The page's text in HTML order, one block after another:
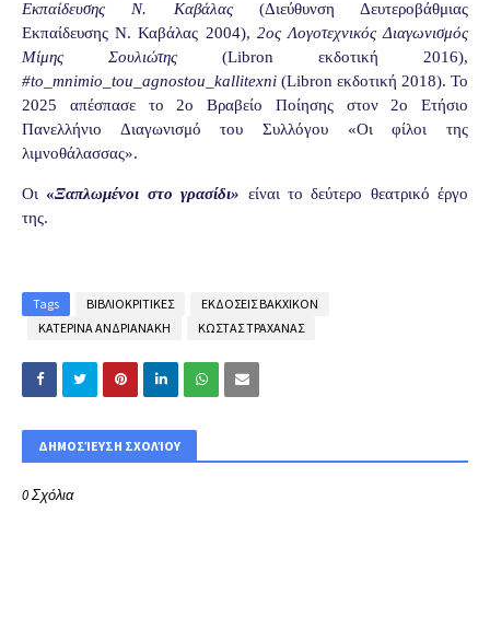
Εκπαίδευσης Ν. Καβάλας(Διεύθυνση Δευτεροβάθμιας
Εκπαίδευσης Ν. Καβάλας 2004), 2ος Λογοτεχνικός Διαγωνισμός
Μίμης Σουλιώτης (Libron εκδοτική 2016),
#to mnimio tou agnostou kallitexni (Libron εκδοτική 2018). Το
2025 απέσπασε το 2ο Βραβείο Ποίησης στον 2ο Ετήσιο
Πανελλήνιο Διαγωνισμό του Συλλόγου «Οι φίλοι της
λιμνοθάλασσας».
Οι«Ξαπλωμένοι στο γρασίδι» είναι το δεύτερο θεατρικό έργο
της.
Tags ΒΙΒΛΙΟΚΡΙΤΙΚΕΣ
ΕΚΔΟΣΕΙΣ ΒΑΚΧΙΚΟΝ
ΚΑΤΕΡΙΝΑ ΑΝΔΡΙΑΝΑΚΗ
ΚΩΣΤΑΣ ΤΡΑΧΑΝΑΣ
ΔΗΜΟΣΊΕΥΣΗ ΣΧΟΛΊΟΥ
0 Σχόλια